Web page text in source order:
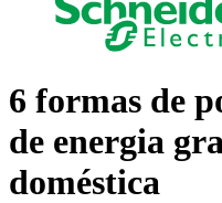
6 formas de
de energia
doméstica